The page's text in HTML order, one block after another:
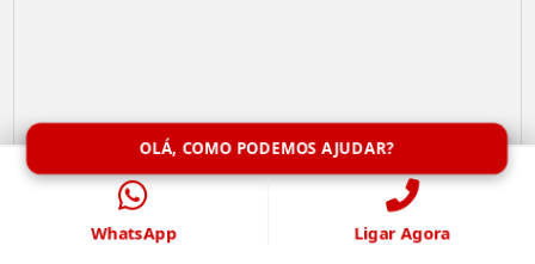
OLÁ, COMO PODEMOS AJUDAR?
WhatsApp Ligar Agora